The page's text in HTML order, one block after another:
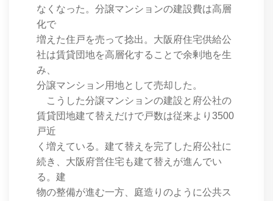
なくなった。分譲マンションの建設費は高層
化で
増えた住戸を売って捻出。大阪府住宅供給公
社は賃貸団地を高層化することで余剰地を生
み、
分譲マンション用地として売却した。
こうした分譲マンションの建設と府公社の
賃貸団地建て替えだけで戸数は従来より3500
戸近
く増えている。建て替えを完了した府公社に
続き、大阪府営住宅も建て替えが進んでい
る。建
物の整備が進む一方、庭造りのように公共ス